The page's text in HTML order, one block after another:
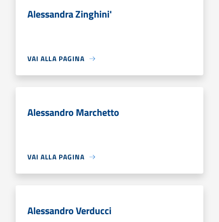
Alessandra Zinghini'
VAI ALLA PAGINA
Alessandro Marchetto
VAI ALLA PAGINA
Alessandro Verducci